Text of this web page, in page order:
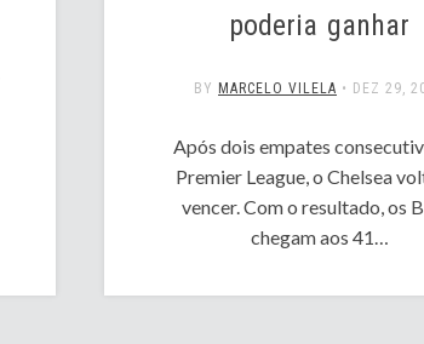
poderia ganhar
BY MARCELO VILELA • DEZ 29,
Após dois empates
Premier League, o Chelsea
vencer. Com o resultado, os
chegam aos 41…